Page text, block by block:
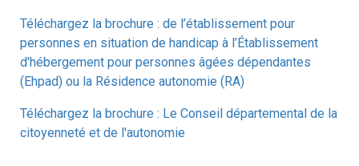
Téléchargez la brochure : de l’établissement pour
personnes en situation de handicap à l’Établissement
d'hébergement pour personnes âgées dépendantes
(Ehpad) ou la Résidence autonomie (RA)
Téléchargez la brochure : Le Conseil départemental de la
citoyenneté et de l'autonomie